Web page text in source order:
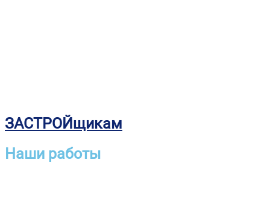
ЗАСТРОЙщикам
Наши работы